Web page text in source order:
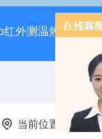
红外测温热像仪
当前位置： 首页